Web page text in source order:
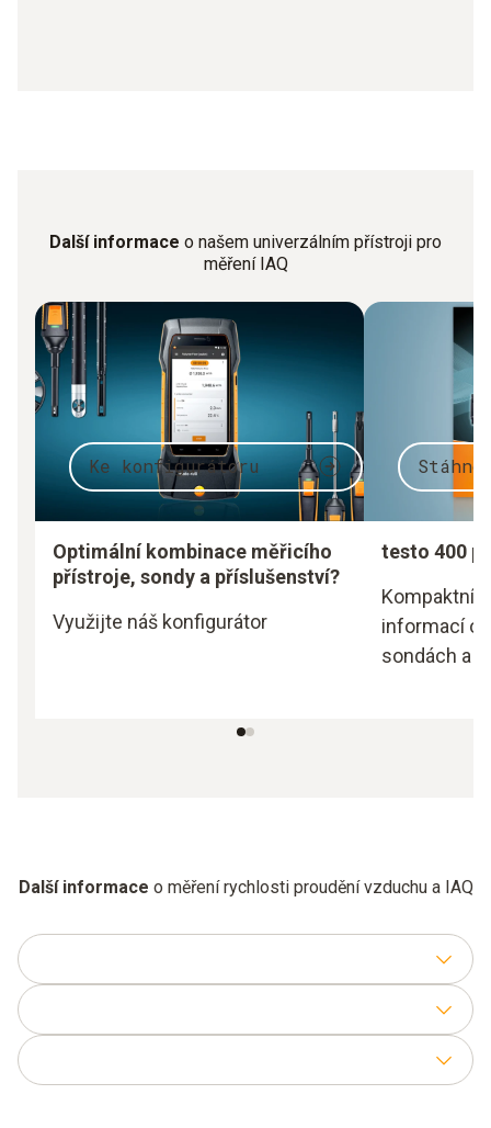
Další informace o našem univerzálním přístroji pro
měření IAQ
Ke konfigurátoru
Optimální kombinace měřicího
přístroje, sondy a příslušenství?
Využijte náš konfigurátor
testo 400
Kompaktní
informací o
sondách a
Další informace o měření rychlosti proudění vzduchu a IAQ